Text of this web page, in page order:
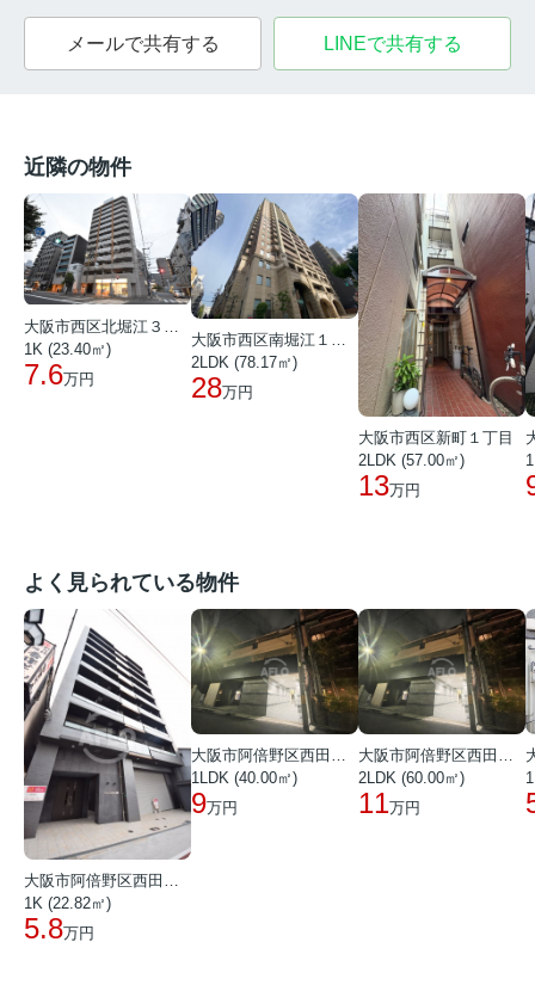
メールで共有する LINEで共有する
近隣の物件
1K (23.40㎡)
7.6万円
大阪市西区南堀江１丁目
2LDK (78.17㎡)
28万円
大阪市西区新町１丁目
2LDK (57.00㎡)
13万円
よく見られている物件
大阪市阿倍野区西田辺町１丁目
1K (22.82㎡)
5.8万円
大阪市阿倍野区西田辺町１丁目
1LDK (40.00㎡)
9万円
大阪市阿倍野区西田辺町１丁目
2LDK (60.00㎡)
11万円